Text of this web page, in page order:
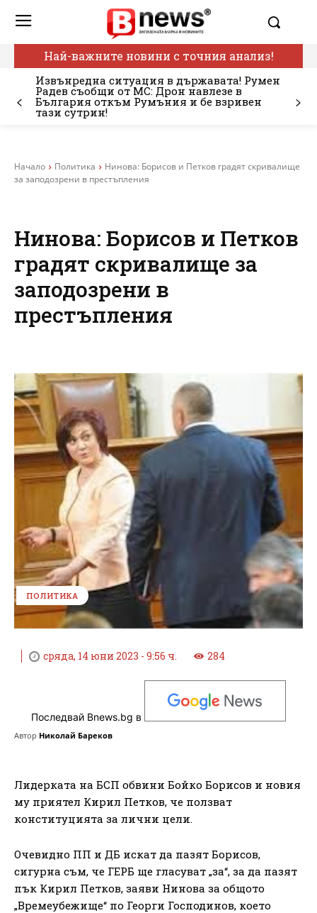
Най-важните новини с точния анализ!
Извънредна ситуация в държавата! Румен
Радев съобщи от МС: Дрон навлезе в
България откъм Румъния и бе взривен
тази сутрин!
Начало Политика
Нинова: Борисов и Петков градят скривалище
за заподозрени в престъпления
Нинова: Борисов и Петков
градят скривалище за
заподозрени в
престъпления
ПОЛИТИКА
сряда, 14 юни 2023 - 9:56 ч. 284
Последвай Bnews.bg в
Автор Николай Бареков
Лидерката на БСП обвини Бойко Борисов и новия
му приятел Кирил Петков, че ползват
конституцията за лични цели.
Очевидно ПП и ДБ искат да пазят Борисов,
сигурна съм, че ГЕРБ ще гласуват „за“, за да пазят
пък Кирил Петков, заяви Нинова за общото
„Времеубежище“ по Георги Господинов, което